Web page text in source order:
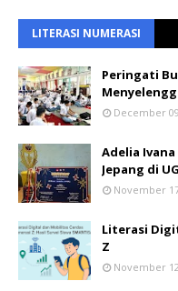
LITERASI NUMERASI
Peringati
December
Adelia Ivana
Jepang di
November
Literasi
Z
November